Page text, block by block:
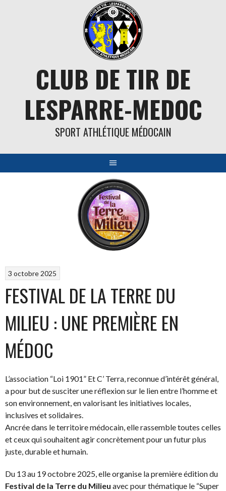
CLUB DE TIR DE
LESPARRE-MEDOC
SPORT ATHLÉTIQUE MÉDOCAIN
3 octobre 2025
FESTIVAL DE LA TERRE DU
MILIEU : UNE PREMIÈRE EN
MÉDOC
L’association “Loi 1901” Et C’ Terra, reconnue d’intérêt général,
a pour but de susciter une réflexion sur le lien entre l’homme et
son environnement, en valorisant les initiatives locales,
inclusives et solidaires.
Ancrée dans le territoire médocain, elle rassemble toutes celles
et ceux qui souhaitent agir concrètement pour un futur plus
juste, durable et humain.
Du 13 au 19 octobre 2025, elle organise la première édition du
Festival de la Terre du Milieu avec pour thématique le “Super